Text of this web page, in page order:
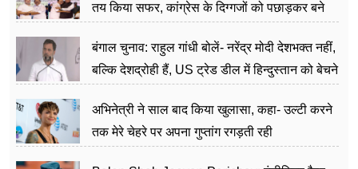
तय किया सफर, कांग्रेस के दिग्गजों को पछाड़कर बने
बंगाल चुनाव: राहुल गांधी बोलें- नरेंद्र मोदी देशभक्त नहीं,
बल्कि देशद्रोही हैं, US ट्रेड डील में हिन्दुस्तान को बेचने
अभिनेत्री ने साल बाद किया खुलासा, कहा- उल्टी करने
तक मेरे चेहरे पर अपना गुप्तांग रगड़ती रही